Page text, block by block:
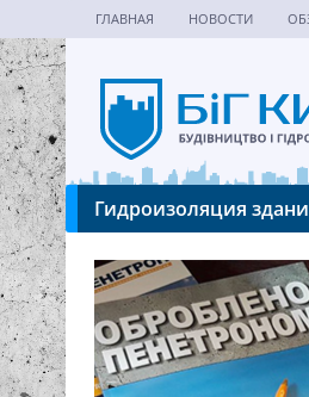
ГЛАВНАЯ НОВОСТИ
Гидроизоляция